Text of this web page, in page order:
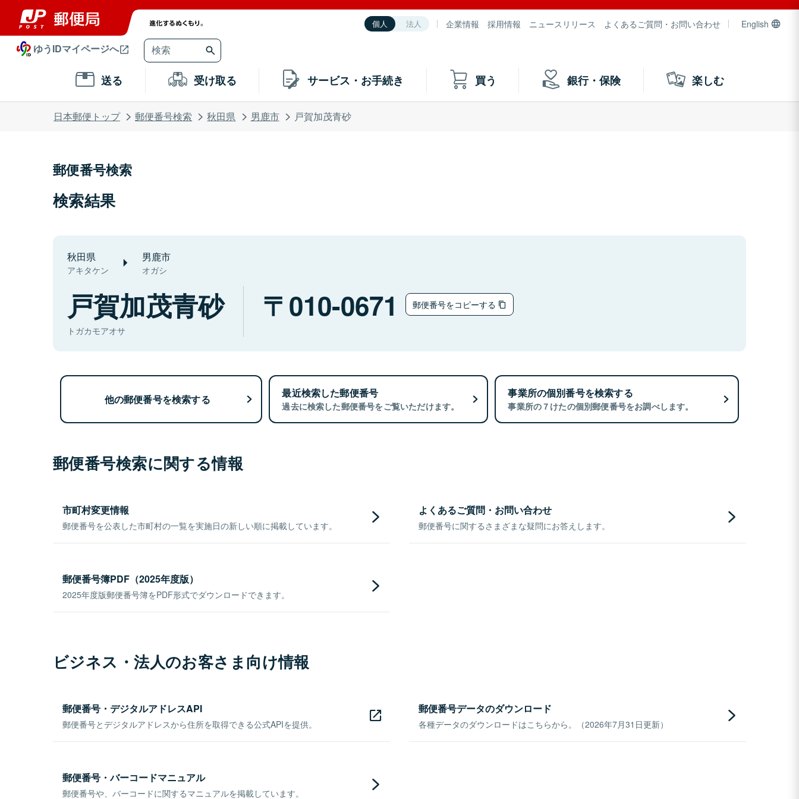
個人 法人 企業情報 採用情報 ニュースリリース よくあるご質問・お問い合わせ English
ゆうIDマイページへ
送る 受け取る サービス・お手続き 買う 銀行・保険 楽しむ
日本郵便トップ 郵便番号検索 秋田県 男鹿市 戸賀加茂青砂
郵便番号検索
検索結果
秋田県
アキタケン
男鹿市
オガシ
戸賀加茂青砂
トガカモアオサ
010-0671 郵便番号をコピーする
他の郵便番号を検索する 最近検索した郵便番号
過去に検索した郵便番号をご覧いただけます。
事業所の個別番号を検索する
事業所の７けたの個別郵便番号をお調べします。
郵便番号検索に関する情報
市町村変更情報
郵便番号を公表した市町村の一覧を実施日の新しい順に掲載しています。
よくあるご質問・お問い合わせ
郵便番号に関するさまざまな疑問にお答えします。
郵便番号簿PDF（2025年度版）
2025年度版郵便番号簿をPDF形式でダウンロードできます。
ビジネス・法人のお客さま向け情報
郵便番号・デジタルアドレスAPI
郵便番号とデジタルアドレスから住所を取得できる公式APIを提供。
郵便番号データのダウンロード
各種データのダウンロードはこちらから。（2026年7月31日更新）
郵便番号・バーコードマニュアル
郵便番号や、バーコードに関するマニュアルを掲載しています。